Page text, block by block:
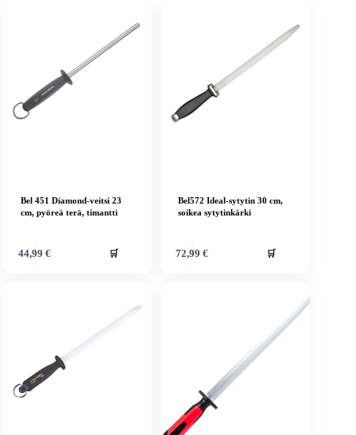
Bel 451 Diamond-veitsi 23
cm, pyöreä terä, timantti
44,99 € 🛒
Bel572 Ideal-sytytin 30 cm,
soikea sytytinkärki
72,99 € 🛒